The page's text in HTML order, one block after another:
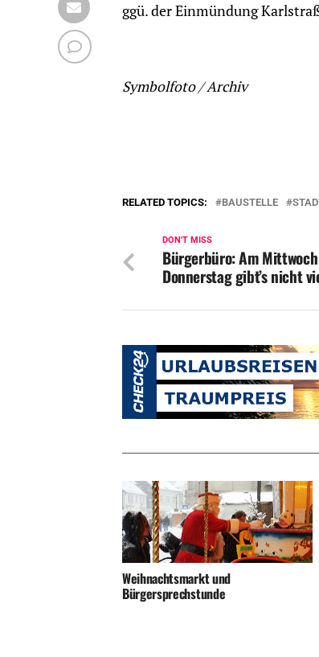
ggü. der Einmündung
Symbolfoto / Archiv
RELATED TOPICS: BAUSTELLE
DON'T MISS
Bürgerbüro: Am
Donnerstag gibt’s nicht
Weihnachtsmarkt und
Bürgersprechstunde